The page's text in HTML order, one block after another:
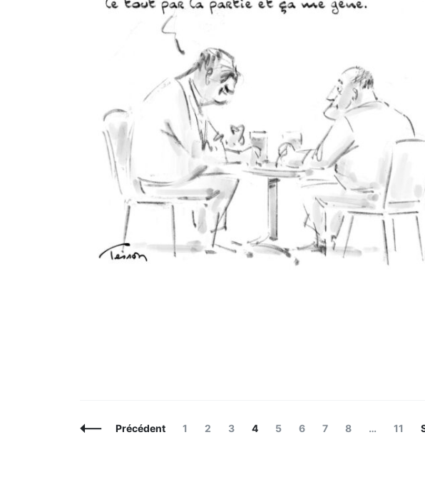
NavigationPrécédent Page
1 Page
2 Page
3 Page
4 Page
5 Page
6 Page
7 Page
8 … Page
11